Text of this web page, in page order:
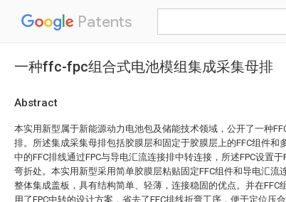
Patents
一种ffc-fpc组合式电池模组集成采集母排
Abstract
本实用新型属于新能源动力电池包及储能技术领域，公开了一种
排。所述集成采集母排包括胶膜层和固定于胶膜层上的FFC组件和
中的FFC排线通过FPC与导电汇流连接排中转连接，所述FPC设置
弯折处。本实用新型采用简单胶膜层粘贴固定FFC组件和导电汇流
整体集成盖板，具有结构简单、轻薄，连接稳固的优点。并在FFC
用了FPC中转的设计方案，省去了FFC排线折弯工序，便于定位压